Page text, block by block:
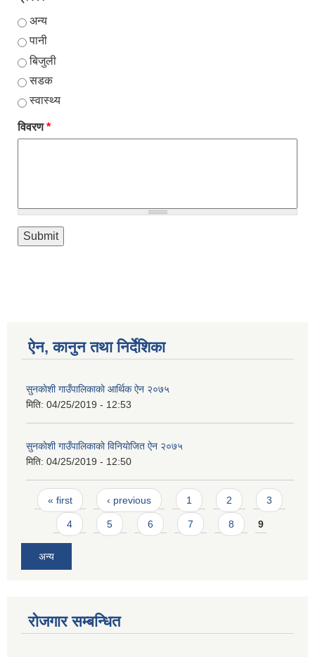
अन्य
पानी
बिजुली
सडक
स्वास्थ्य
विवरण*
ऐन, कानुन तथा निर्देशिका
सुनकाेशी गाउँपालिकाकाे आर्थिक ऐन २०७५
मिति: 04/25/2019 - 12:53
सुनकाेशी गाउँपालिकाकाे विनियाेजित ऐन २०७५
मिति: 04/25/2019 - 12:50
Pages
« first ‹ previous 1 2 3
4 5 6 7 8 9
अन्य
रोजगार सम्बन्धित